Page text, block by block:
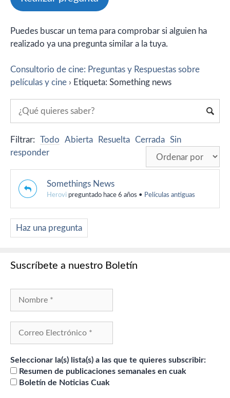
Puedes buscar un tema para comprobar si alguien ha
realizado ya una pregunta similar a la tuya.
Consultorio de cine: Preguntas y Respuestas sobre
películas y cine › Etiqueta: Something news
Filtrar: Todo Abierta Resuelta Cerrada Sin
responder
Somethings News
Herovi preguntado hace 6 años • Películas antiguas
Haz una pregunta
Suscríbete a nuestro Boletín
Seleccionar la(s) lista(s) a las que te quieres subscribir:
Resumen de publicaciones semanales en cuak
Boletín de Noticias Cuak